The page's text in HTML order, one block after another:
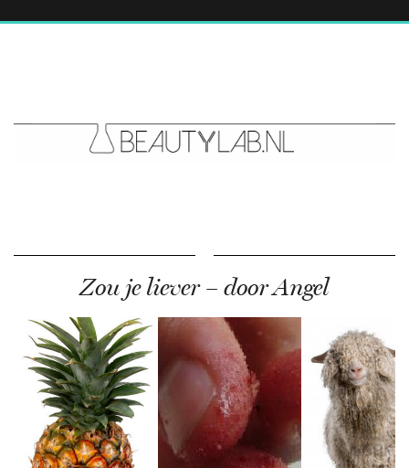
Zou je liever – door Angel